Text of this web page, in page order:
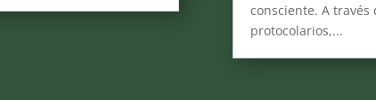
consciente. A través
protocolarios,...